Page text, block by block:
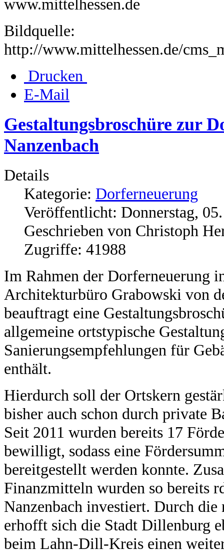
Bildquelle:
http://www.mittelhessen.de/
Drucken
E-Mail
Gestaltungsbroschüre zur
Nanzenbach
Details
Kategorie: Dorferneuerung
Veröffentlicht: Donnerstag,
Geschrieben von Christoph
Zugriffe: 41988
Im Rahmen der Dorferneuerung
Architekturbüro Grabowski von
beauftragt eine
allgemeine ortstypische
Sanierungsempfehlungen für
enthält.
Hierdurch soll der Ortskern
bisher auch schon durch private
Seit 2011 wurden bereits 17
bewilligt, sodass eine
bereitgestellt werden konnte.
Finanzmitteln wurden so bereits
Nanzenbach investiert. Durch die
erhofft sich die Stadt Dillenburg
beim Lahn-Dill-Kreis einen